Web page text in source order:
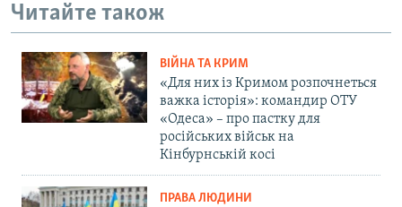
Читайте також
ВІЙНА ТА КРИМ
«Для них із Кримом розпочнеться
важка історія»: командир ОТУ
«Одеса» – про пастку для
російських військ на
Кінбурнській косі
ПРАВА ЛЮДИНИ